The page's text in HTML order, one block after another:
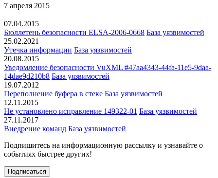
7 апреля 2015
07.04.2015
Бюллетень безопасности ELSA-2006-0668 База уязвимостей
25.02.2021
Утечка информации База уязвимостей
20.08.2015
Уведомление безопасности VuXML #47aa4343-44fa-11e5-9daa-
14dae9d210b8 База уязвимостей
19.07.2012
Переполнение буфера в стеке База уязвимостей
12.11.2015
Не установлено исправление 149322-01 База уязвимостей
27.11.2017
Внедрение команд База уязвимостей
Подпишитесь на информационную рассылку и узнавайте о
событиях быстрее других!
Подписаться